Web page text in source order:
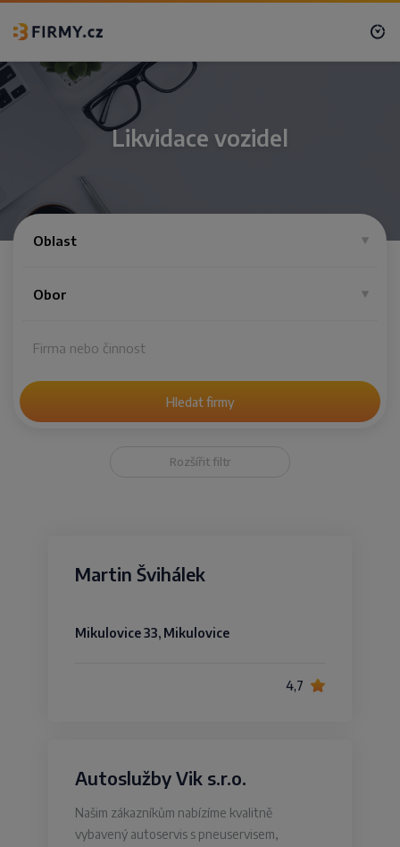
Likvidace vozidel
Oblast
Obor
Hledat firmy
Rozšířit filtr
Martin Švihálek
Mikulovice 33, Mikulovice
4,7
Autoslužby Vik s.r.o.
Našim zákazníkům nabízíme kvalitně
vybavený autoservis s pneuservisem,